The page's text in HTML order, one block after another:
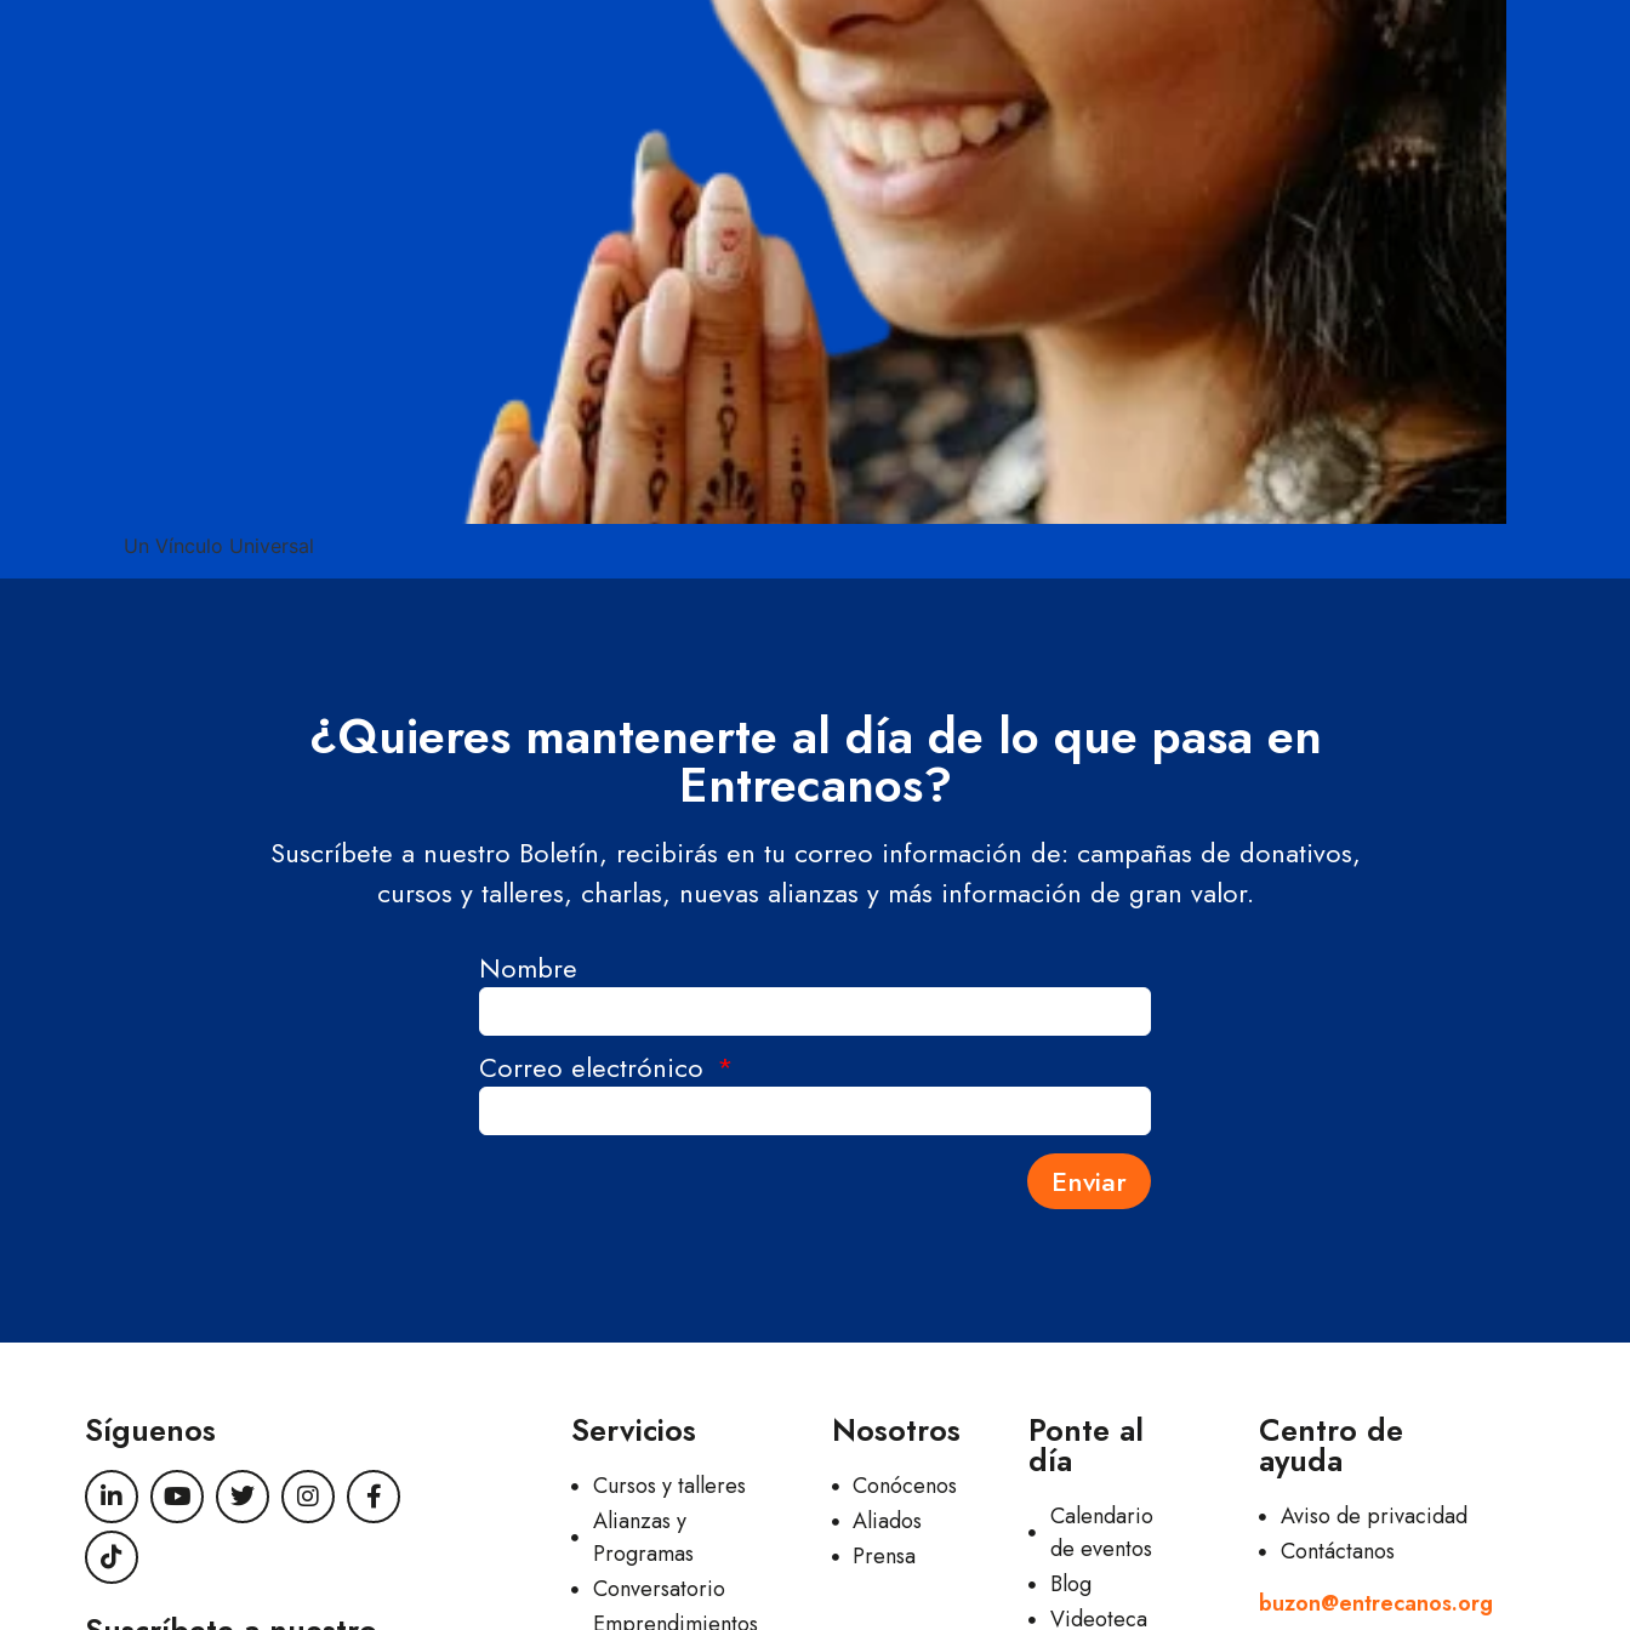
Un Vínculo Universal
¿Quieres mantenerte al día de lo que pasa en
Entrecanos?
Suscríbete a nuestro Boletín, recibirás en tu correo información de: campañas de donativos,
cursos y talleres, charlas, nuevas alianzas y más información de gran valor.
Nombre
Correo electrónico
Enviar
Síguenos Servicios
Cursos y talleres
Alianzas y
Programas
Conversatorio
Nosotros
Conócenos
Aliados
Prensa
Ponte al
día
Calendario
de eventos
Blog
Videoteca
Centro de
ayuda
Aviso de privacidad
Contáctanos
buzon@entrecanos.org